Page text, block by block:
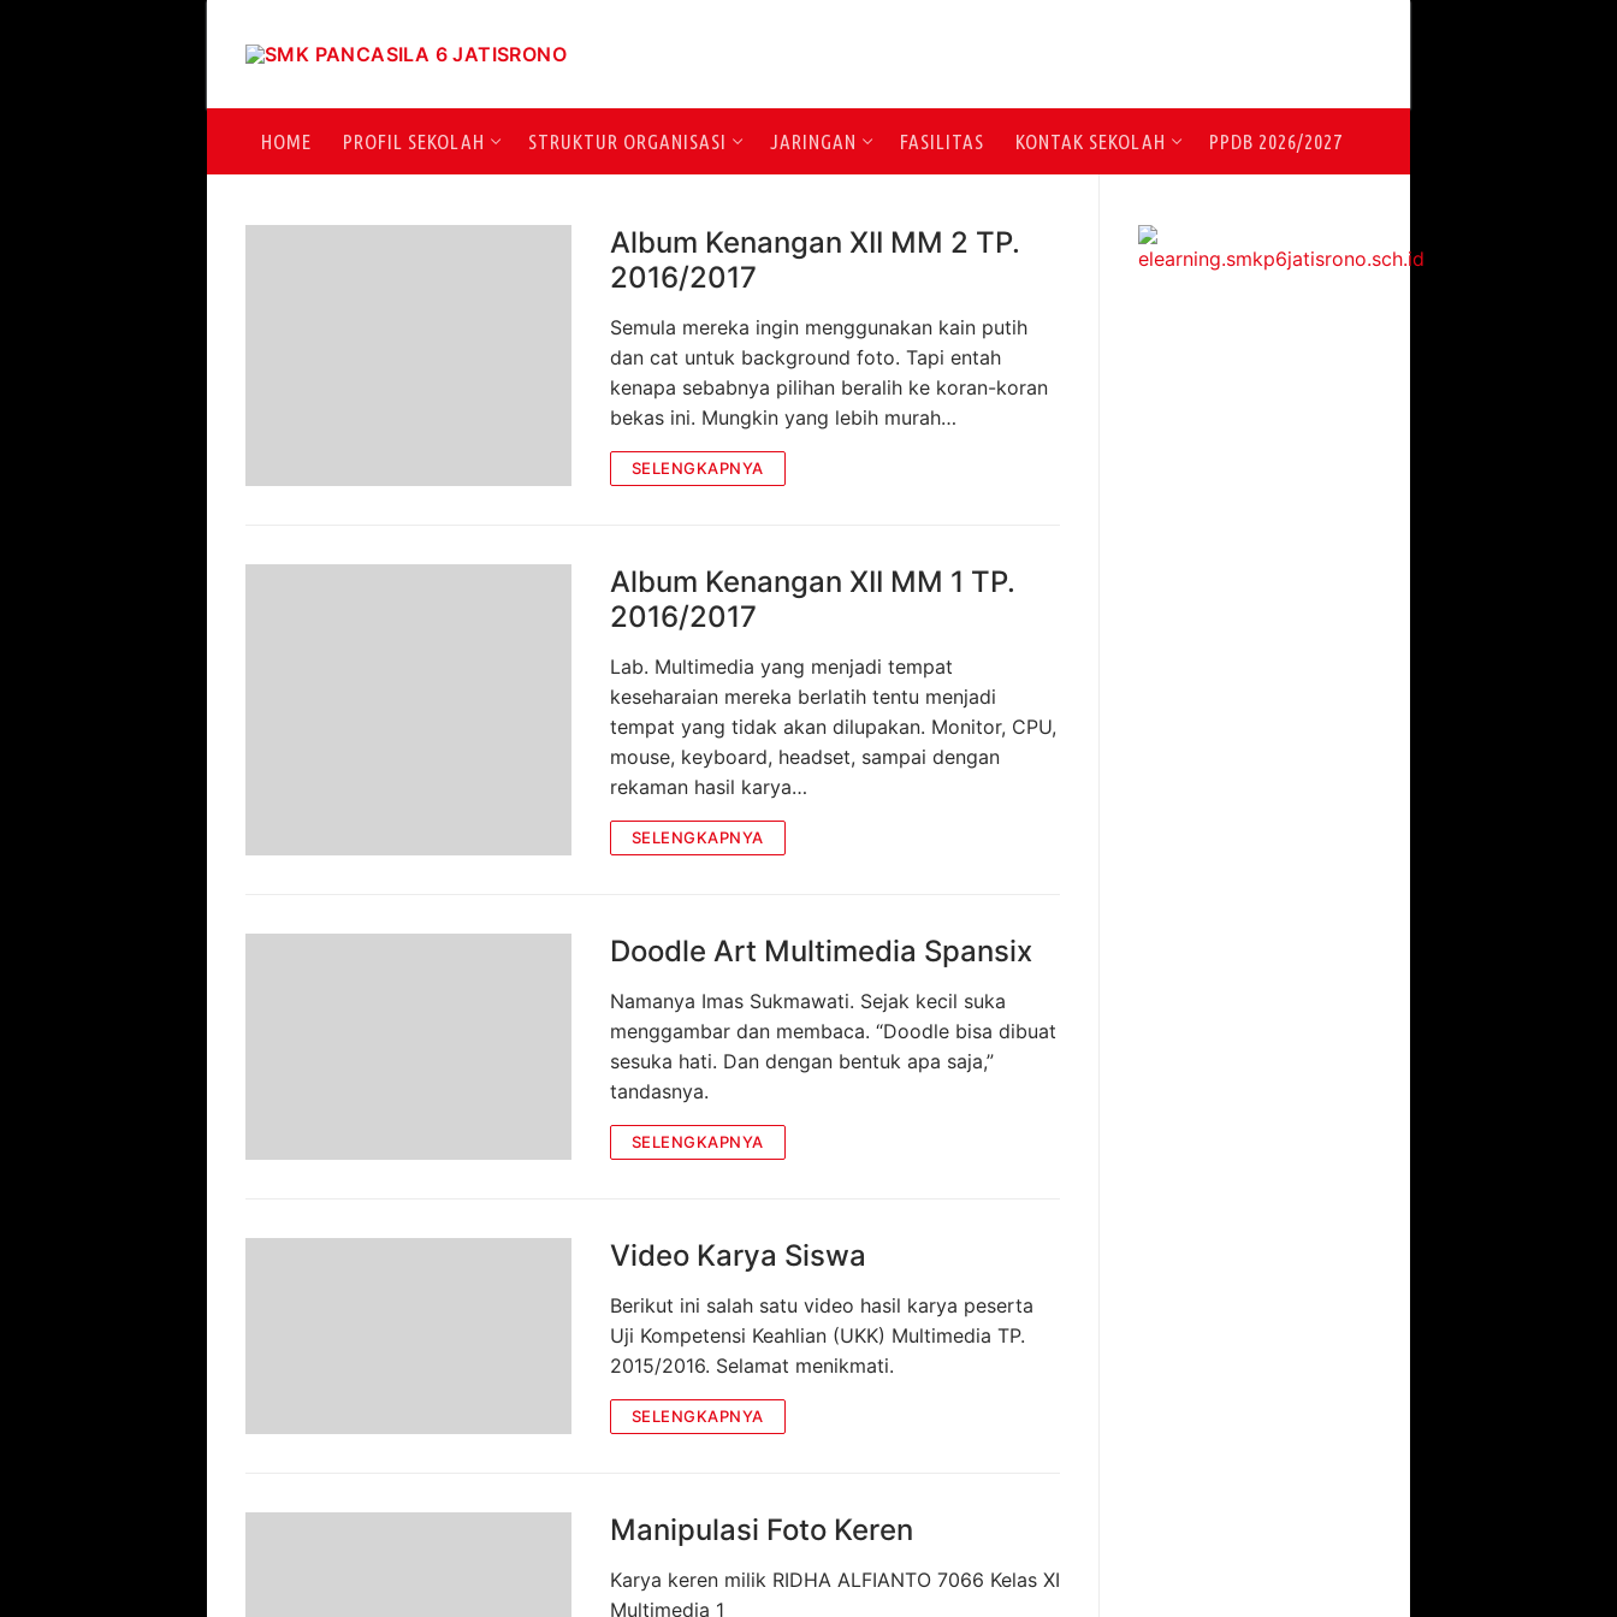
HOME PROFIL SEKOLAH STRUKTUR ORGANISASI JARINGAN FASILITAS KONTAK SEKOLAH PPDB 2026/2027
Album Kenangan XII MM 2 TP.
2016/2017
Semula mereka ingin menggunakan kain putih
dan cat untuk background foto. Tapi entah
kenapa sebabnya pilihan beralih ke koran-koran
bekas ini. Mungkin yang lebih murah…
SELENGKAPNYA
Album Kenangan XII MM 1 TP.
2016/2017
Lab. Multimedia yang menjadi tempat
keseharaian mereka berlatih tentu menjadi
tempat yang tidak akan dilupakan. Monitor, CPU,
mouse, keyboard, headset, sampai dengan
rekaman hasil karya…
SELENGKAPNYA
Doodle Art Multimedia Spansix
Namanya Imas Sukmawati. Sejak kecil suka
menggambar dan membaca. “Doodle bisa dibuat
sesuka hati. Dan dengan bentuk apa saja,”
tandasnya.
SELENGKAPNYA
Video Karya Siswa
Berikut ini salah satu video hasil karya peserta
Uji Kompetensi Keahlian (UKK) Multimedia TP.
2015/2016. Selamat menikmati.
SELENGKAPNYA
Manipulasi Foto Keren
Karya keren milik RIDHA ALFIANTO 7066 Kelas XI
Multimedia 1